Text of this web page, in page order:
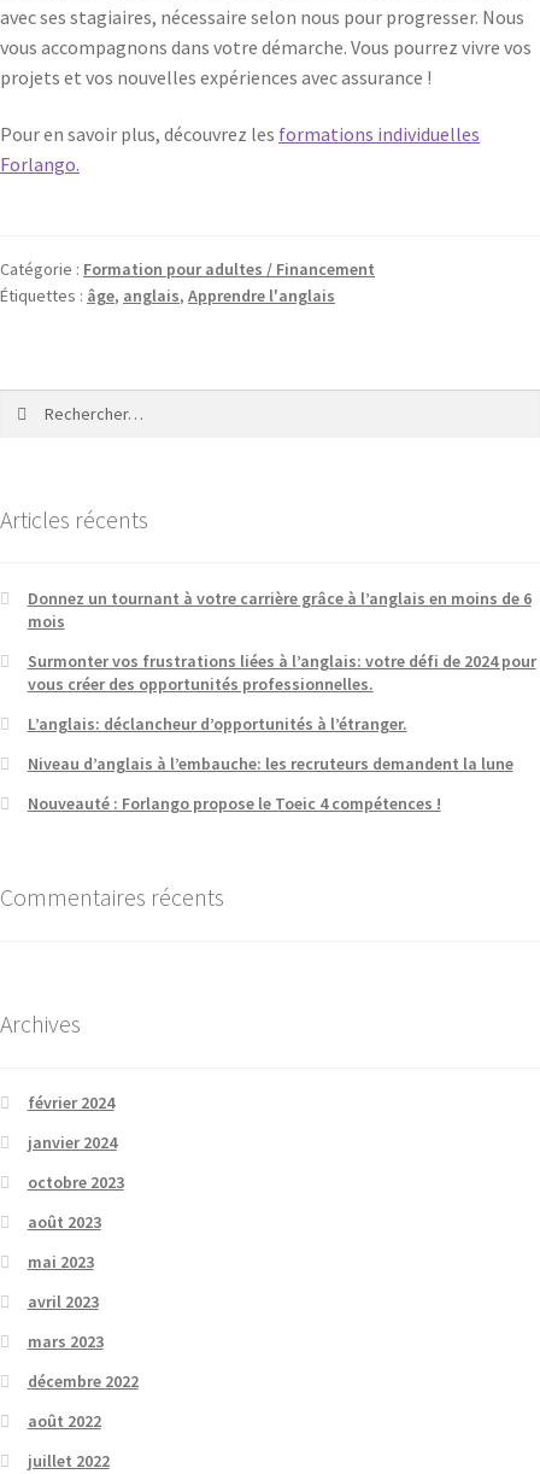
avec ses stagiaires, nécessaire selon nous pour progresser. Nous
vous accompagnons dans votre démarche. Vous pourrez vivre vos
projets et vos nouvelles expériences avec assurance !
Pour en savoir plus, découvrez les formations individuelles
Forlango.
Catégorie : Formation pour adultes / Financement
Étiquettes : âge, anglais, Apprendre l'anglais
Articles récents
Donnez un tournant à votre carrière grâce à l’anglais en moins de 6
mois
Surmonter vos frustrations liées à l’anglais: votre défi de 2024 pour
vous créer des opportunités professionnelles.
L’anglais: déclancheur d’opportunités à l’étranger.
Niveau d’anglais à l’embauche: les recruteurs demandent la lune
Nouveauté : Forlango propose le Toeic 4 compétences !
Commentaires récents
Archives
février 2024
janvier 2024
octobre 2023
août 2023
mai 2023
avril 2023
mars 2023
décembre 2022
août 2022
juillet 2022